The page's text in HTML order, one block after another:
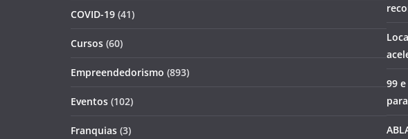
COVID-19 (41)
Cursos (60)
Empreendedorismo (893)
Eventos (102)
Franquias (3)
99